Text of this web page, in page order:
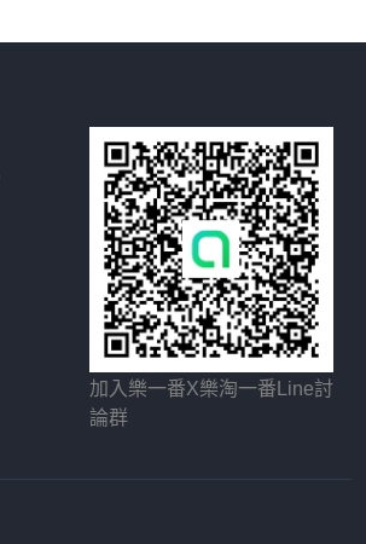
加入樂一番X樂淘一番Line討
論群